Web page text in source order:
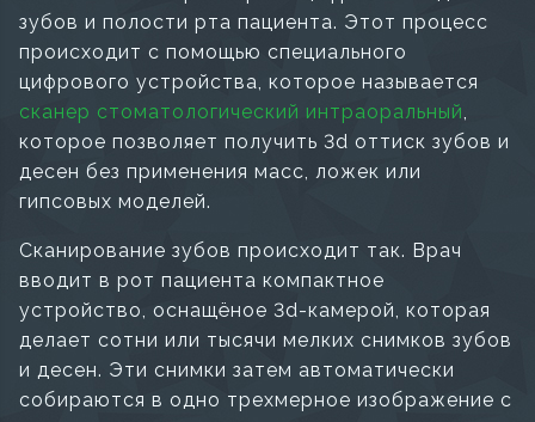
зубов и полости рта пациента. Этот процесс
происходит с помощью специального
цифрового устройства, которое называется
сканер стоматологический интраоральный
которое позволяет получить 3d оттиск зубов и
десен без применения масс, ложек или
гипсовых моделей.
Сканирование зубов происходит так. Врач
вводит в рот пациента компактное
устройство, оснащёное 3d-камерой, которая
делает сотни или тысячи мелких снимков зубов
и десен. Эти снимки затем автоматически
собираются в одно трехмерное изображение с